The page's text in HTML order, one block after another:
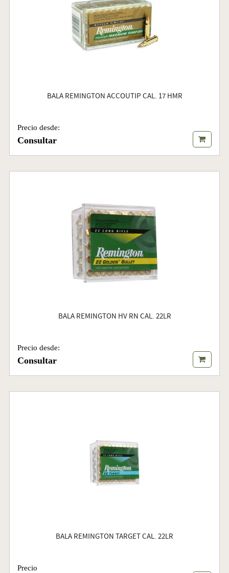
BALA REMINGTON ACCOUTIP CAL. 17 HMR
Precio desde:
Consultar
BALA REMINGTON HV RN CAL. 22LR
Precio desde:
Consultar
BALA REMINGTON TARGET CAL. 22LR
Precio